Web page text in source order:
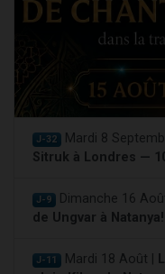
J-32 Mardi 8
Sitruk à Londres —
J-9 Dimanche 16
de Ungvar à Natanya!
J-11 Mardi 18 Août |